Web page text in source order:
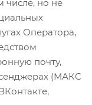
числе, но не
Оператора,
почту,
(МАКС